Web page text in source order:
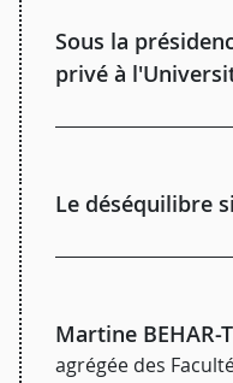
Sous la
privé à
Le déséquilibre
Martine BEHAR-
agrégée des